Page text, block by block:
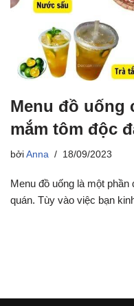
Menu đồ uống
mắm tôm độc
bởi Anna 18/09/2023
Menu đồ uống là một
quán. Tùy vào việc bạn